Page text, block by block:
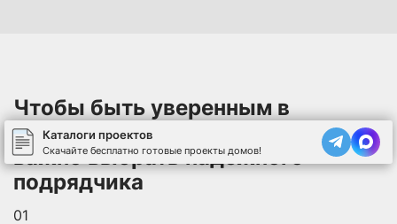
Чтобы быть уверенным в
качественном доме -
важно выбрать надежного
подрядчика
01
Каталоги проектов
Скачайте бесплатно готовые проекты домов!